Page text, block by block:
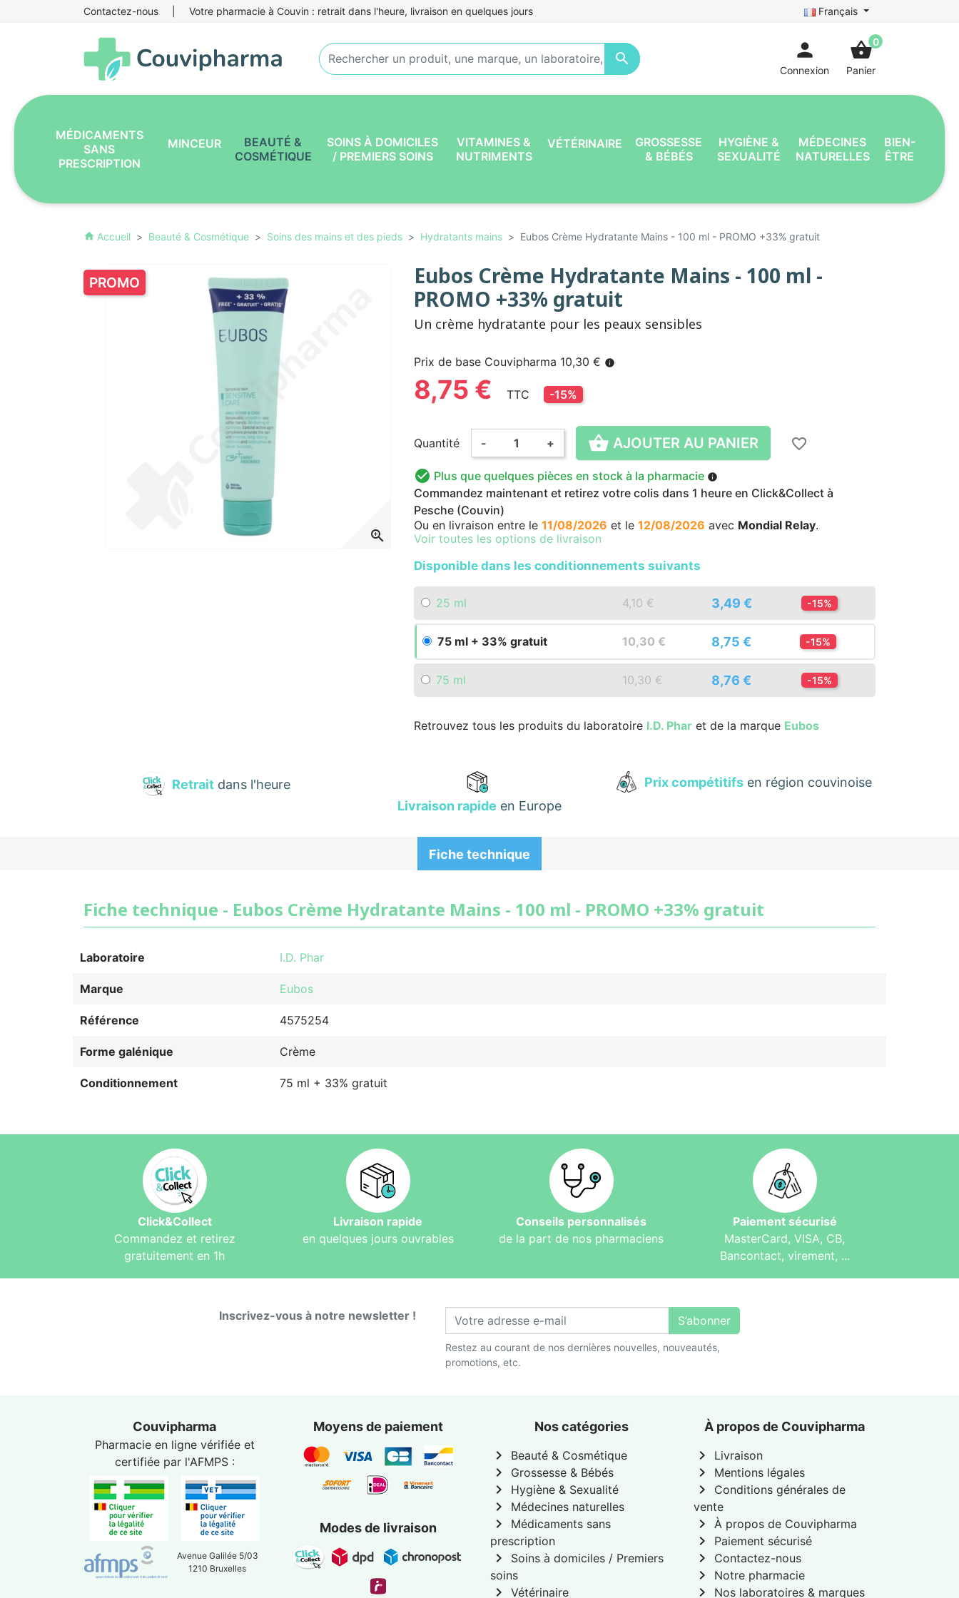
Contactez-nous Votre pharmacie à Couvin : retrait dans l'heure, livraison en quelques jours Français
 person
Connexion
shopping_basket0
Panier
MÉDICAMENTS
SANS
PRESCRIPTION
MINCEUR
BEAUTÉ &
COSMÉTIQUE
SOINS À DOMICILES
/ PREMIERS SOINS
VITAMINES &
NUTRIMENTS
VÉTÉRINAIRE
GROSSESSE
& BÉBÉS
HYGIÈNE &
SEXUALITÉ
MÉDECINES
NATURELLES
BIEN-
ÊTRE
home Accueil Beauté & Cosmétique Soins des mains et des pieds Hydratants mains Eubos Crème Hydratante Mains - 100 ml - PROMO +33% gratuit
PROMO
zoom_in
Eubos Crème Hydratante Mains - 100 ml -
PROMO +33% gratuit
Un crème hydratante pour les peaux sensibles
Prix de base Couvipharma 10,30 € info
8,75 € TTC -15%
Quantité - +  AJOUTER AU PANIER
favorite_border
 Plus que quelques pièces en stock à la pharmacie info
Commandez maintenant et retirez votre colis dans 1 heure en Click&Collect à
Pesche (Couvin)
Ou en livraison entre le 11/08/2026 et le 12/08/2026 avec Mondial Relay.
Voir toutes les options de livraison
Disponible dans les conditionnements suivants
25 ml 4,10 € 3,49 € -15%
75 ml + 33% gratuit 10,30 € 8,75 € -15%
75 ml 10,30 € 8,76 € -15%
Retrouvez tous les produits du laboratoire I.D. Pharet de la marque Eubos
Retraitdans l'heure
Livraison rapide en Europe
Prix compétitifsen région couvinoise
Fiche technique
Fiche technique - Eubos Crème Hydratante Mains - 100 ml - PROMO +33% gratuit
Laboratoire I.D. Phar
Marque Eubos
Référence 4575254
Forme galénique Crème
Conditionnement 75 ml + 33% gratuit
Click&Collect
Commandez et retirez
gratuitement en 1h
Livraison rapide
en quelques jours ouvrables
Conseils personnalisés
de la part de nos pharmaciens
Paiement sécurisé
MasterCard, VISA, CB,
Bancontact, virement, ...
Inscrivez-vous à notre newsletter ! S’abonner
Restez au courant de nos dernières nouvelles, nouveautés,
promotions, etc.
Couvipharma
Pharmacie en ligne vérifiée et
certifiée par l'AFMPS:
Avenue Galilée 5/03
1210 Bruxelles
Moyens de paiement
Modes de livraison
Nos catégories
chevron_right Beauté & Cosmétique
chevron_right Grossesse & Bébés
chevron_right Hygiène & Sexualité
chevron_right Médecines naturelles
chevron_right
Médicaments sans
prescription
chevron_right
Soins à domiciles / Premiers
soins
chevron_right Vétérinaire
À propos de Couvipharma
chevron_right Livraison
chevron_right Mentions légales
chevron_right
Conditions générales de
vente
chevron_right À propos de Couvipharma
chevron_right Paiement sécurisé
chevron_right Contactez-nous
chevron_right Notre pharmacie
chevron_right Nos laboratoires & marques